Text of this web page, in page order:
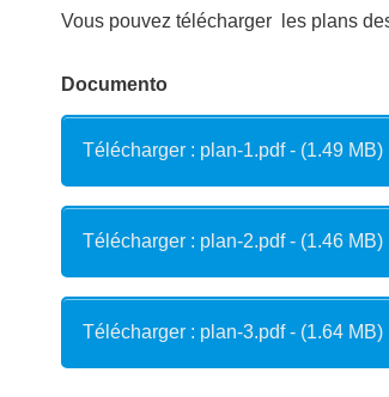
Vous pouvez télécharger les plans
Documento
Télécharger : plan-1.pdf - (1.49 MB)
Télécharger : plan-2.pdf - (1.46 MB)
Télécharger : plan-3.pdf - (1.64 MB)